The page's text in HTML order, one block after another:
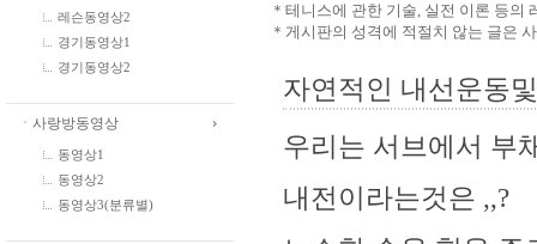
레슨동영상2
경기동영상1
경기동영상2
ㆍ사랑방동영상
동영상1
동영상2
동영상3(분류별)
＊테니스에 관한 기술, 실전 이론 등의
＊게시판의 성격에 적절치 않는 글은
자연적인 내선운동
우리는 서브에서 부
내전이라는것은 ,,?